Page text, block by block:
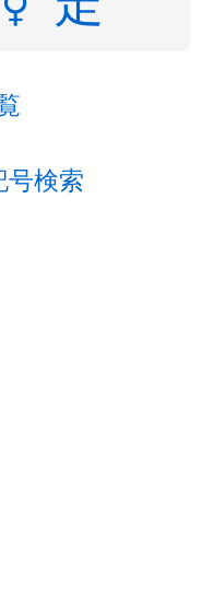
号検索